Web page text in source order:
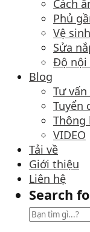
Cách
Phủ
Vệ
Sửa
Độ nội
Blog
Tư
Tuyển
Thông
VIDEO
Tải về
Giới thiệu
Liên hệ
Search